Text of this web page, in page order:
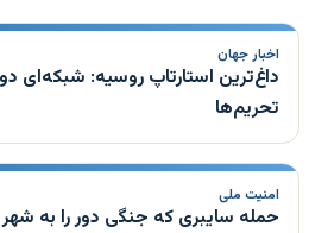
اخبار جهان
داغ‌ترین استارتاپ روسیه: شبکه‌ای
تحریم‌ها
امنیت ملی
حمله سایبری که جنگی دور را به